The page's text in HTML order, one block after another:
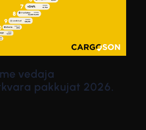
vedaja
pakkujat 2026.